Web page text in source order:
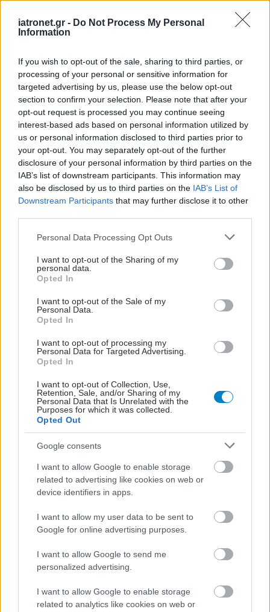
iatronet.gr - Do Not Process My Personal
Information
If you wish to opt-out of the sale, sharing to third parties, or
processing of your personal or sensitive information for
targeted advertising by us, please use the below opt-out
section to confirm your selection. Please note that after your
opt-out request is processed you may continue seeing
interest-based ads based on personal information utilized by
us or personal information disclosed to third parties prior to
your opt-out. You may separately opt-out of the further
disclosure of your personal information by third parties on the
IAB’s list of downstream participants. This information may
also be disclosed by us to third parties on the IAB’s List of
Downstream Participants that may further disclose it to other
Please note that this website/app uses one or more Google
not limited to your visit or usage behaviour. You may click to
grant or deny consent to Google and its third-party tags to
use your data for below specified purposes in below Google
consent section.
Personal Data Processing Opt Outs
I want to opt-out of the Sharing of my
personal data.
Opted In
I want to opt-out of the Sale of my
Personal Data.
Opted In
I want to opt-out of processing my
Personal Data for Targeted Advertising.
Opted In
I want to opt-out of Collection, Use,
Retention, Sale, and/or Sharing of my
Personal Data that Is Unrelated with the
Purposes for which it was collected.
Opted Out
Google consents
I want to allow Google to enable storage
related to advertising like cookies on web or
device identifiers in apps.
I want to allow my user data to be sent to
Google for online advertising purposes.
I want to allow Google to send me
personalized advertising.
I want to allow Google to enable storage
related to analytics like cookies on web or
Κυανούς Σταυρός: Ένα
Χειρουργικής στη
Βόρεια Ελλάδα
ΔΕΙΤΕ ΕΠΙΣΗΣ